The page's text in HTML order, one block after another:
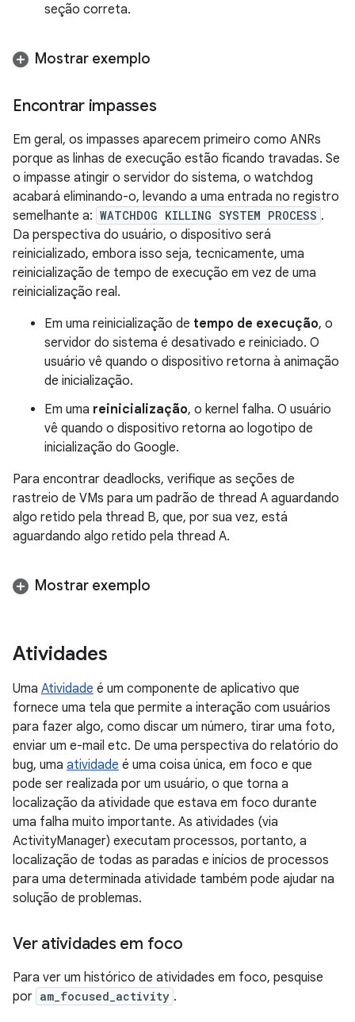
seção correta.
Mostrar exemplo
Encontrar impasses
Em geral, os impasses aparecem primeiro como ANRs
porque as linhas de execução estão ficando travadas. Se
o impasse atingir o servidor do sistema, o watchdog
acabará eliminando-o, levando a uma entrada no registro
semelhante a: WATCHDOG KILLING SYSTEM PROCESS .
Da perspectiva do usuário, o dispositivo será
reinicializado, embora isso seja, tecnicamente, uma
reinicialização de tempo de execução em vez de uma
reinicialização real.
Em uma reinicialização de tempo de execução, o
servidor do sistema é desativado e reiniciado. O
usuário vê quando o dispositivo retorna à animação
de inicialização.
Em uma reinicialização, o kernel falha. O usuário
vê quando o dispositivo retorna ao logotipo de
inicialização do Google.
Para encontrar deadlocks, verifique as seções de
rastreio de VMs para um padrão de thread A aguardando
algo retido pela thread B, que, por sua vez, está
aguardando algo retido pela thread A.
Mostrar exemplo
Atividades
Uma Atividade é um componente de aplicativo que
fornece uma tela que permite a interação com usuários
para fazer algo, como discar um número, tirar uma foto,
enviar um e-mail etc. De uma perspectiva do relatório do
bug, uma atividade é uma coisa única, em foco e que
pode ser realizada por um usuário, o que torna a
localização da atividade que estava em foco durante
uma falha muito importante. As atividades (via
ActivityManager) executam processos, portanto, a
localização de todas as paradas e inícios de processos
para uma determinada atividade também pode ajudar na
solução de problemas.
Ver atividades em foco
Para ver um histórico de atividades em foco, pesquise
por am_focused_activity .